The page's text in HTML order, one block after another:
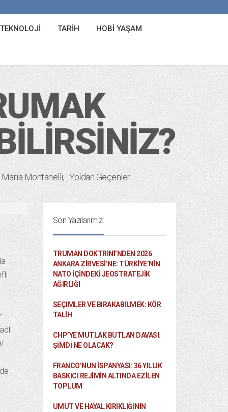
TARIH HOBI YAŞAM
Maria Montanelli Yoldan Geçenler
Son Yazılarımız!
TRUMAN DOKTRINI’NDEN 2026
ANKARA ZIRVESI’NE: TÜRKIYE’NIN
NATO İÇINDEKI JEOSTRATEJIK
AĞIRLIĞI
SEÇIMLER VE BIRAKABILMEK: KÖR
TALIH
CHP’YE MUTLAK BUTLAN DAVASI:
ŞİMDİ NE OLACAK?
FRANCO’NUN İSPANYASI: 36 YILLIK
BASKICI REJIMIN ALTINDA EZILEN
TOPLUM
UMUT VE HAYAL KIRIKLIĞININ